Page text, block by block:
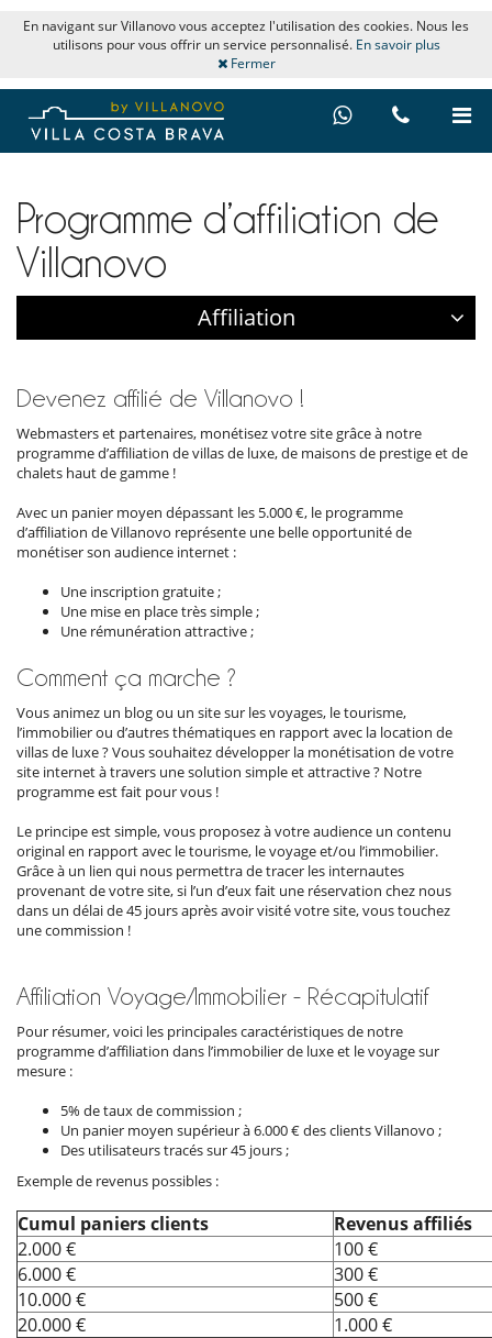
En navigant sur Villanovo vous acceptez l'utilisation des cookies. Nous les
utilisons pour vous offrir un service personnalisé. En savoir plus
Fermer
Programme d’affiliation de
Villanovo
Affiliation
Devenez affilié de Villanovo !
Webmasters et partenaires, monétisez votre site grâce à notre
programme d’affiliation de villas de luxe, de maisons de prestige et de
chalets haut de gamme !
Avec un panier moyen dépassant les 5.000 €, le programme
d’affiliation de Villanovo représente une belle opportunité de
monétiser son audience internet :
Une inscription gratuite ;
Une mise en place très simple ;
Une rémunération attractive ;
Comment ça marche ?
Vous animez un blog ou un site sur les voyages, le tourisme,
l’immobilier ou d’autres thématiques en rapport avec la location de
villas de luxe ? Vous souhaitez développer la monétisation de votre
site internet à travers une solution simple et attractive ? Notre
programme est fait pour vous !
Le principe est simple, vous proposez à votre audience un contenu
original en rapport avec le tourisme, le voyage et/ou l’immobilier.
Grâce à un lien qui nous permettra de tracer les internautes
provenant de votre site, si l’un d’eux fait une réservation chez nous
dans un délai de 45 jours après avoir visité votre site, vous touchez
une commission !
Affiliation Voyage/Immobilier - Récapitulatif
Pour résumer, voici les principales caractéristiques de notre
programme d’affiliation dans l’immobilier de luxe et le voyage sur
mesure :
5% de taux de commission ;
Un panier moyen supérieur à 6.000 € des clients Villanovo ;
Des utilisateurs tracés sur 45 jours ;
Exemple de revenus possibles :
Cumul paniers clients
Revenus affiliés
2.000 €
100 €
6.000 €
300 €
10.000 €
500 €
20.000 €
1.000 €